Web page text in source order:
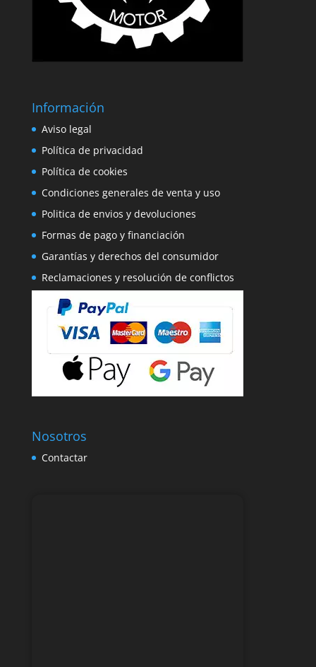
Información
Aviso legal
Política de privacidad
Política de cookies
Condiciones generales de venta y uso
Politica de envios y devoluciones
Formas de pago y financiación
Garantías y derechos del consumidor
Reclamaciones y resolución de conflictos
Nosotros
Contactar